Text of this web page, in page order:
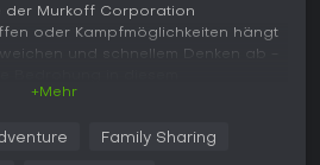
der Murkoff Corporation
oder Kampfmöglichkeiten hängt
und schnellem Denken ab -
für PC.
+Mehr
Family Sharing